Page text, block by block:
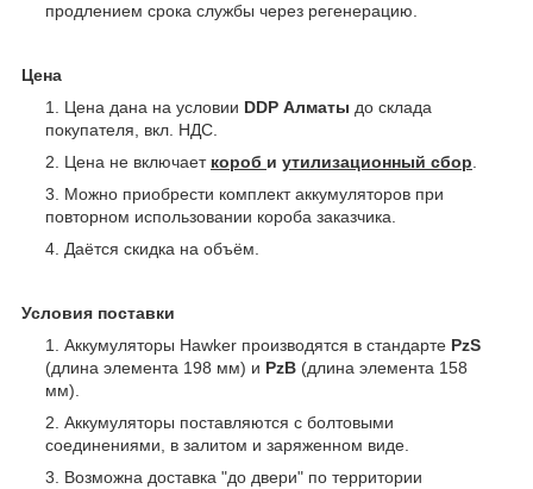
продлением срока службы через регенерацию.
Цена
Цена дана на условии DDP Алматы до склада
покупателя, вкл. НДС.
Цена не включает короб и утилизационный сбор.
Можно приобрести комплект аккумуляторов при
повторном использовании короба заказчика.
Даётся скидка на объём.
Условия поставки
Аккумуляторы Hawker производятся в стандарте PzS
(длина элемента 198 мм) и PzB (длина элемента 158
мм).
Аккумуляторы поставляются с болтовыми
соединениями, в залитом и заряженном виде.
Возможна доставка "до двери" по территории